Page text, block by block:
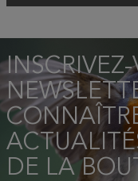
DE LA